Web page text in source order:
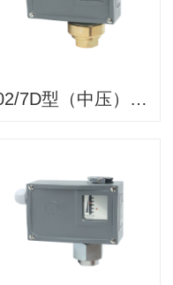
502/7D型（中压）压力开关/压力控制器